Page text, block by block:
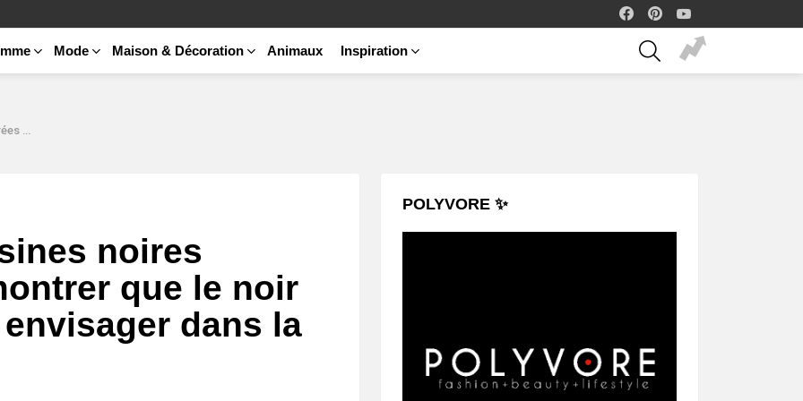
facebook
Mode Maison & Décoration Animaux Inspiration
SEARCH
cuisine
noires
que le noir
dans la
POLYVORE ✨